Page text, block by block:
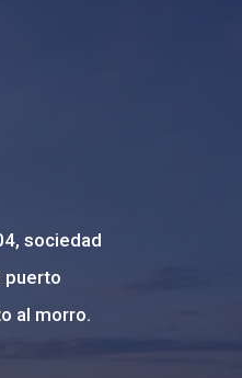
sociedad
puerto
al morro.